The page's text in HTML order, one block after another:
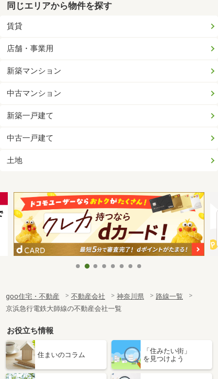
同じエリアから物件を探す
賃貸
店舗・事業用
新築マンション
中古マンション
新築一戸建て
中古一戸建て
土地
goo住宅・不動産 不動産会社 神奈川県
路線一覧
京浜急行電鉄大師線の不動産会社一覧
お役立ち情報
住まいのコラム
「住みたい街」
を見つけよう